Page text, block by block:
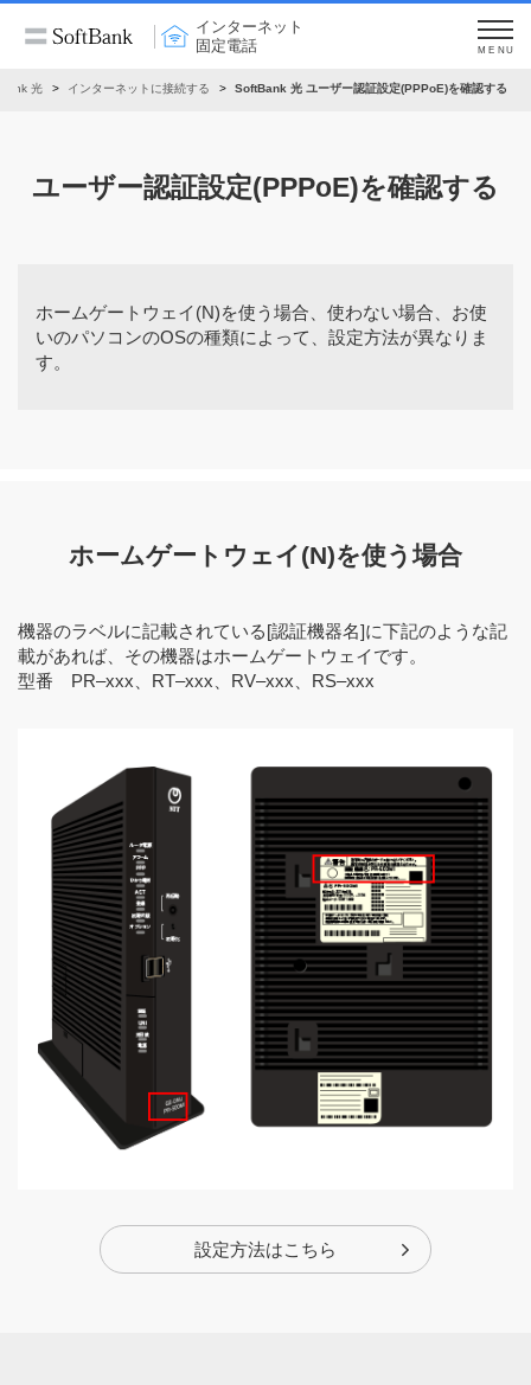
インターネット
固定電話
MENU
光 インターネットに接続する SoftBank 光 ユーザー認証設定(PPPoE)を確認する
ユーザー認証設定(PPPoE)を確認する
ホームゲートウェイ(N)を使う場合、使わない場合、お使
いのパソコンのOSの種類によって、設定方法が異なりま
す。
ホームゲートウェイ(N)を使う場合
機器のラベルに記載されている[認証機器名]に下記のような記
載があれば、その機器はホームゲートウェイです。
型番 PR‒xxx、RT‒xxx、RV‒xxx、RS‒xxx
設定方法はこちら